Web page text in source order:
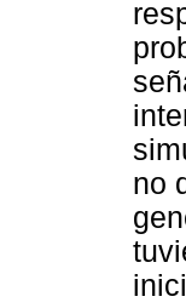
no